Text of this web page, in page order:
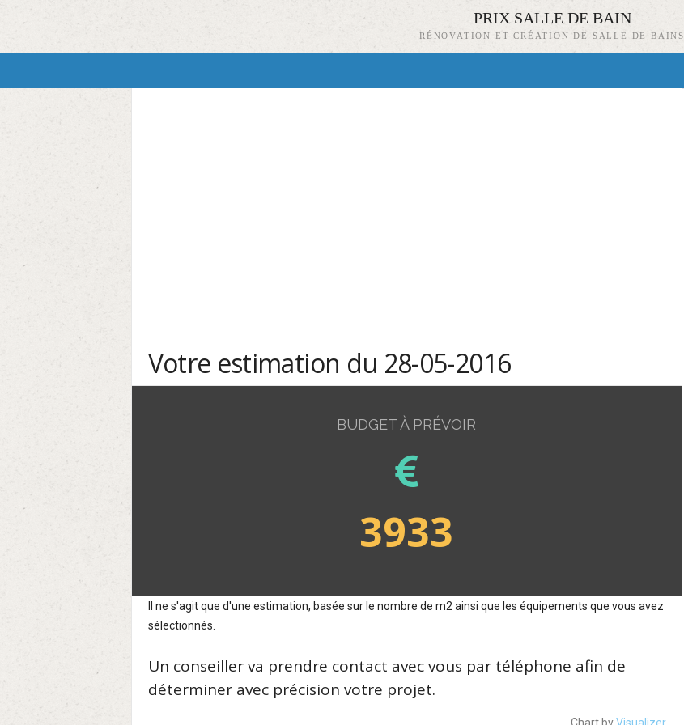
PRIX SALLE DE BAIN
RÉNOVATION ET CRÉATION DE SALLE DE BAINS
Votre estimation du 28-05-2016
BUDGET À PRÉVOIR
3933
Il ne s'agit que d'une estimation, basée sur le nombre de m2 ainsi que les équipements que vous avez
sélectionnés.
Un conseiller va prendre contact avec vous par téléphone afin de
déterminer avec précision votre projet.
Chart byVisualizer